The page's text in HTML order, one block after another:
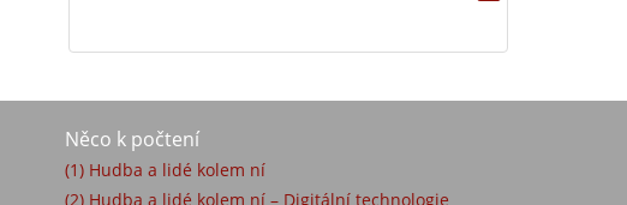
Něco k počtení
(1) Hudba a lidé kolem ní
(2) Hudba a lidé kolem ní – Digitální technologie